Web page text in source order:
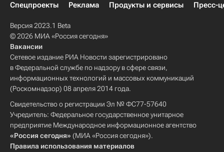
Спецпроекты
Реклама Продукты и сервисы Пресс-
Версия 2023.1 Beta
© 2026 МИА «Россия сегодня»
Вакансии
Сетевое издание РИА Новости зарегистрировано
в Федеральной службе по надзору в сфере связи,
информационных технологий и массовых коммуникаций
(Роскомнадзор) 08 апреля 2014 года.
Свидетельство о регистрации Эл № ФС77-57640
Учредитель: Федеральное государственное унитарное
предприятие Международное информационное агентство
«Россия сегодня» (МИА «Россия сегодня»).
Правила использования материалов